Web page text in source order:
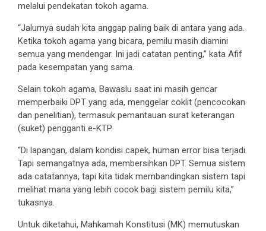
melalui pendekatan tokoh agama.
“Jalurnya sudah kita anggap paling baik di antara yang ada.
Ketika tokoh agama yang bicara, pemilu masih diamini
semua yang mendengar. Ini jadi catatan penting,” kata Afif
pada kesempatan yang sama.
Selain tokoh agama, Bawaslu saat ini masih gencar
memperbaiki DPT yang ada, menggelar coklit (pencocokan
dan penelitian), termasuk pemantauan surat keterangan
(suket) pengganti e-KTP.
“Di lapangan, dalam kondisi capek, human error bisa terjadi.
Tapi semangatnya ada, membersihkan DPT. Semua sistem
ada catatannya, tapi kita tidak membandingkan sistem tapi
melihat mana yang lebih cocok bagi sistem pemilu kita,”
tukasnya.
Untuk diketahui, Mahkamah Konstitusi (MK) memutuskan